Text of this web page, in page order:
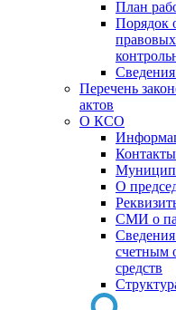
План
Порядок
Сведения
Перечень
актов
О КСО
Контакты
О
СМИ о
счетным
средств